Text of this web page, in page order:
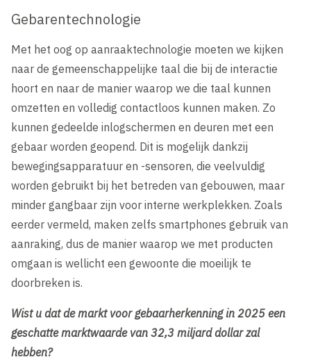
Gebarentechnologie
Met het oog op aanraaktechnologie moeten we kijken
naar de gemeenschappelijke taal die bij de interactie
hoort en naar de manier waarop we die taal kunnen
omzetten en volledig contactloos kunnen maken. Zo
kunnen gedeelde inlogschermen en deuren met een
gebaar worden geopend. Dit is mogelijk dankzij
bewegingsapparatuur en -sensoren, die veelvuldig
worden gebruikt bij het betreden van gebouwen, maar
minder gangbaar zijn voor interne werkplekken. Zoals
eerder vermeld, maken zelfs smartphones gebruik van
aanraking, dus de manier waarop we met producten
omgaan is wellicht een gewoonte die moeilijk te
doorbreken is.
Wist u dat de markt voor gebaarherkenning in 2025 een
geschatte marktwaarde van 32,3 miljard dollar zal
hebben?